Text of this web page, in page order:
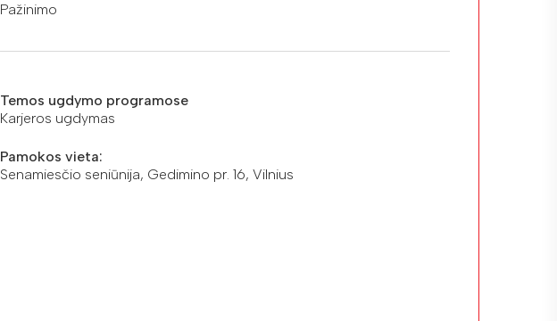
Pažinimo
Temos ugdymo programose
Karjeros ugdymas
Pamokos vieta:
Senamiesčio seniūnija, Gedimino pr. 16, Vilnius